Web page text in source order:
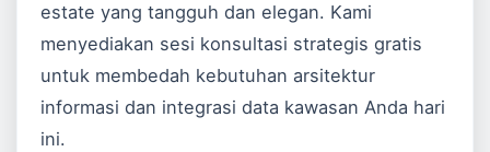
estate yang tangguh dan elegan. Kami
menyediakan sesi konsultasi strategis gratis
untuk membedah kebutuhan arsitektur
informasi dan integrasi data kawasan Anda hari
ini.